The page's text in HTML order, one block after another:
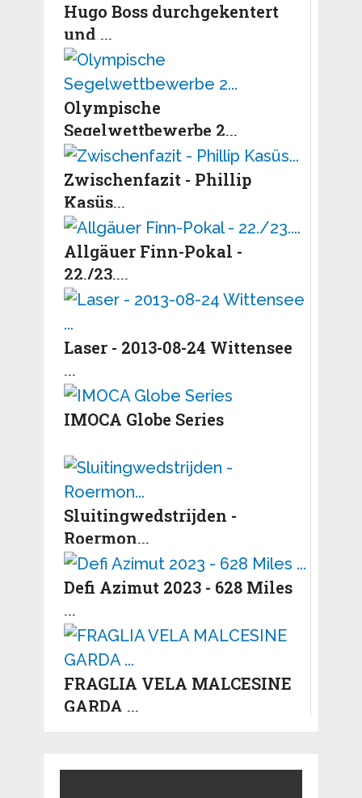
Hugo Boss durchgekentert
und ...
Olympische
Segelwettbewerbe 2...
Zwischenfazit - Phillip
Kasüs...
Allgäuer Finn-Pokal -
22./23....
Laser - 2013-08-24 Wittensee
...
IMOCA Globe Series
Sluitingwedstrijden -
Roermon...
Defi Azimut 2023 - 628 Miles
...
FRAGLIA VELA MALCESINE
GARDA ...